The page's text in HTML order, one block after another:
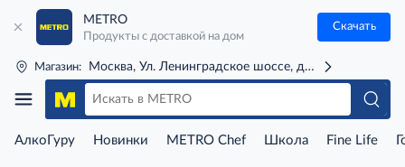
METRO
Продукты с доставкой на дом
Скачать
Магазин: Москва, Ул. Ленинградское шоссе, д. 71Г (м. Речной
АлкоГуру Новинки METRO Chef Школа Fine Life